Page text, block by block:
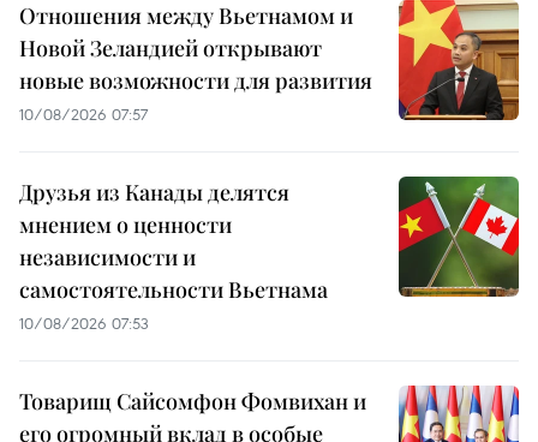
Отношения между Вьетнамом и
Новой Зеландией открывают
новые возможности для развития
10/08/2026 07:57
Друзья из Канады делятся
мнением о ценности
независимости и
самостоятельности Вьетнама
10/08/2026 07:53
Товарищ Сайсомфон Фомвихан и
его огромный вклад в особые